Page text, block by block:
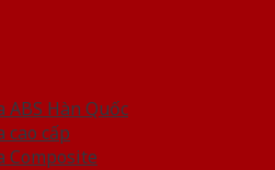
ABS Hàn Quốc
cao cấp
Composite